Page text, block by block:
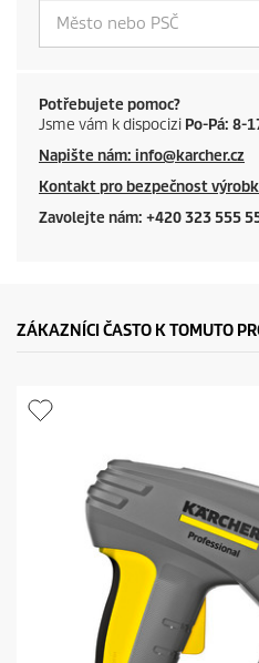
Potřebujete pomoc?
Jsme vám k dispocizi Po-Pá: 8-
Napište nám: info@karcher.cz
Kontakt pro bezpečnost
Zavolejte nám: +420 323 555
ZÁKAZNÍCI ČASTO K TOMUTO